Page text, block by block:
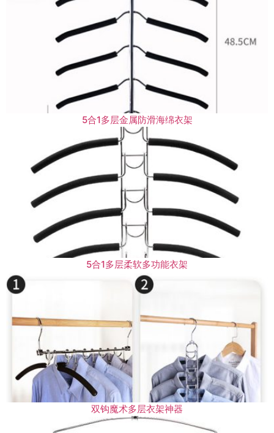
5合1多层金属防滑海绵衣架
5合1多层柔软多功能衣架
双钩魔术多层衣架神器